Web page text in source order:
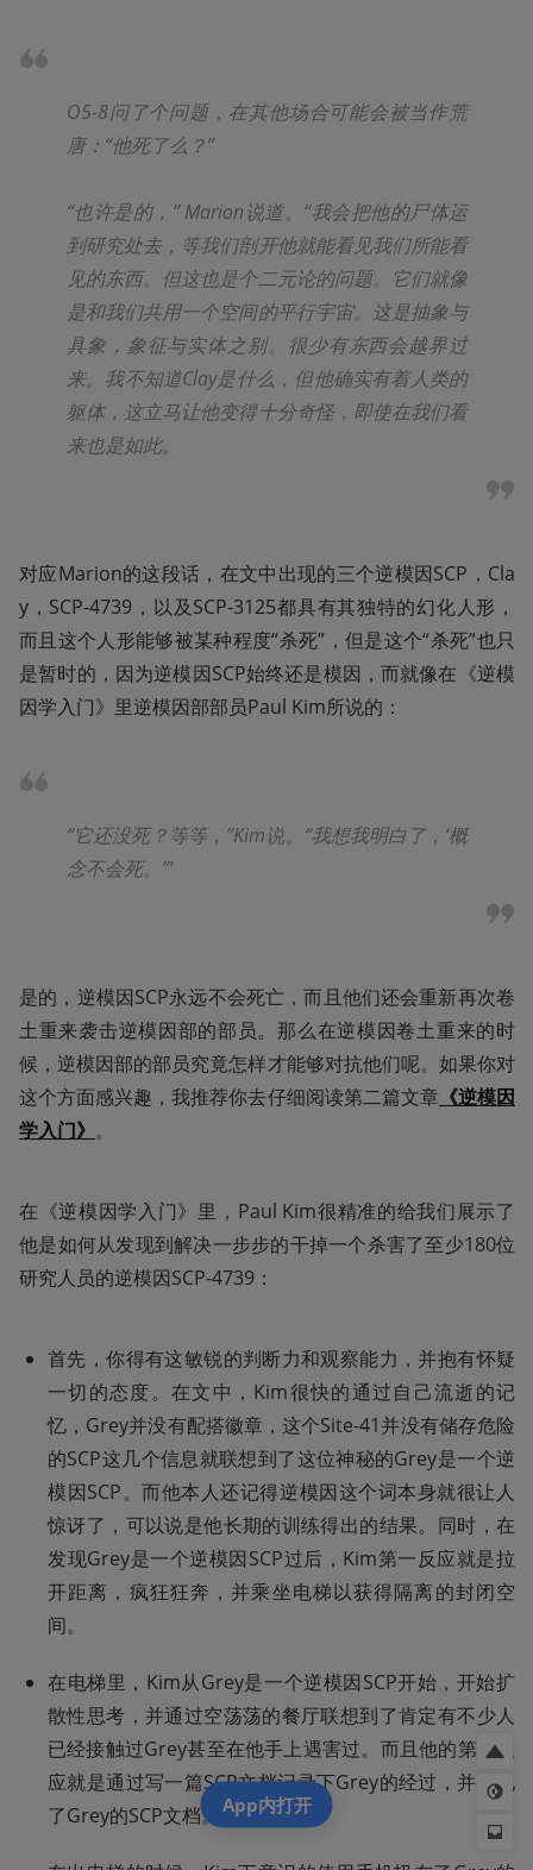
O5-8问了个问题，在其他场合可能会被当作荒
唐：“他死了么？”
“也许是的，” Marion说道。“我会把他的尸体运
到研究处去，等我们剖开他就能看见我们所能看
见的东西。但这也是个二元论的问题。它们就像
是和我们共用一个空间的平行宇宙。这是抽象与
具象，象征与实体之别。很少有东西会越界过
来。我不知道Clay是什么，但他确实有着人类的
躯体，这立马让他变得十分奇怪，即使在我们看
来也是如此。
对应Marion的这段话，在文中出现的三个逆模因SCP，Cla
y，SCP-4739，以及SCP-3125都具有其独特的幻化人形，
而且这个人形能够被某种程度“杀死”，但是这个“杀死”也只
是暂时的，因为逆模因SCP始终还是模因，而就像在《逆模
因学入门》里逆模因部部员Paul Kim所说的：
“它还没死？等等，”Kim说。“我想我明白了，‘概
念不会死。’”
是的，逆模因SCP永远不会死亡，而且他们还会重新再次卷
土重来袭击逆模因部的部员。那么在逆模因卷土重来的时
候，逆模因部的部员究竟怎样才能够对抗他们呢。如果你对
这个方面感兴趣，我推荐你去仔细阅读第二篇文章《逆模因
学入门》 。
在《逆模因学入门》里，Paul Kim很精准的给我们展示了
他是如何从发现到解决一步步的干掉一个杀害了至少180位
研究人员的逆模因SCP-4739：
首先，你得有这敏锐的判断力和观察能力，并抱有怀疑
一切的态度。在文中，Kim很快的通过自己流逝的记
忆，Grey并没有配搭徽章，这个Site-41并没有储存危险
的SCP这几个信息就联想到了这位神秘的Grey是一个逆
模因SCP。而他本人还记得逆模因这个词本身就很让人
惊讶了，可以说是他长期的训练得出的结果。同时，在
发现Grey是一个逆模因SCP过后，Kim第一反应就是拉
开距离，疯狂狂奔，并乘坐电梯以获得隔离的封闭空
间。
在电梯里，Kim从Grey是一个逆模因SCP开始，开始扩
散性思考，并通过空荡荡的餐厅联想到了肯定有不少人
已经接触过Grey甚至在他手上遇害过。而且他的第一反
应就是通过写一篇SCP文档记录下Grey的经过，并发现
了Grey的SCP文档。 App内打开